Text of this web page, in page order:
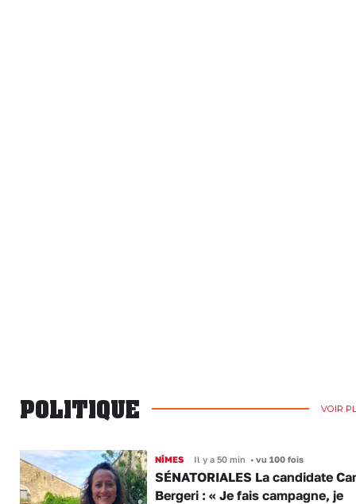
POLITIQUE VOIR
NÎMES Il y a 50 min •vu 100 fois
SÉNATORIALES La candidate
Bergeri : « Je fais campagne, je